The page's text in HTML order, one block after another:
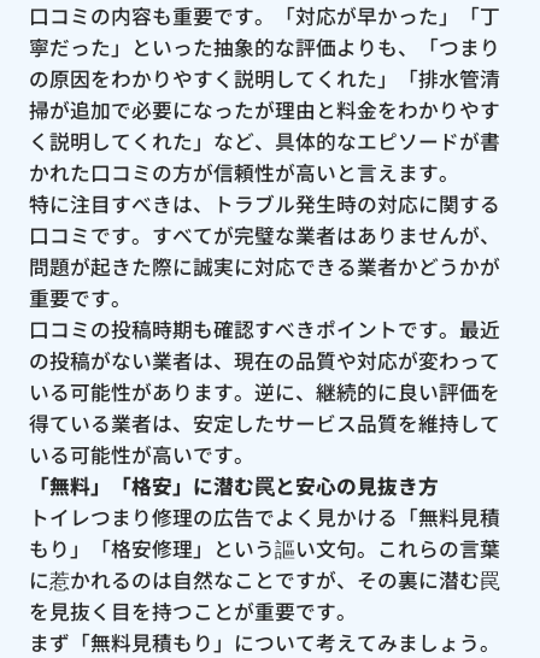
口コミの内容も重要です。「対応が早かった」「丁
寧だった」といった抽象的な評価よりも、「つまり
の原因をわかりやすく説明してくれた」「排水管清
掃が追加で必要になったが理由と料金をわかりやす
く説明してくれた」など、具体的なエピソードが書
かれた口コミの方が信頼性が高いと言えます。
特に注目すべきは、トラブル発生時の対応に関する
口コミです。すべてが完璧な業者はありませんが、
問題が起きた際に誠実に対応できる業者かどうかが
重要です。
口コミの投稿時期も確認すべきポイントです。最近
の投稿がない業者は、現在の品質や対応が変わって
いる可能性があります。逆に、継続的に良い評価を
得ている業者は、安定したサービス品質を維持して
いる可能性が高いです。
「無料」「格安」に潜む罠と安心の見抜き方
トイレつまり修理の広告でよく見かける「無料見積
もり」「格安修理」という謳い文句。これらの言葉
に惹かれるのは自然なことですが、その裏に潜む罠
を見抜く目を持つことが重要です。
まず「無料見積もり」について考えてみましょう。